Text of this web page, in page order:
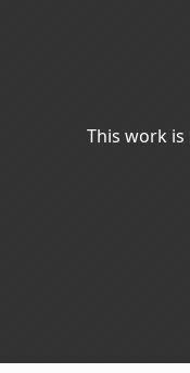
This work is